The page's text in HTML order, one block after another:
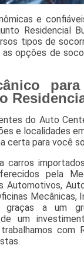
e
Residencial
tipos de
opções de
do Auto
e localidades
certa para você
carros
pela
Automotivos,
graças a um
um